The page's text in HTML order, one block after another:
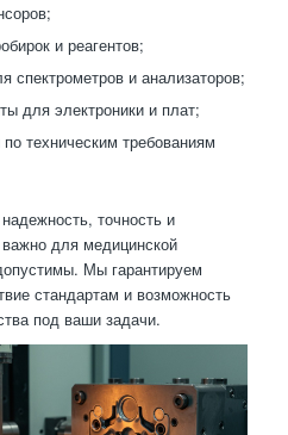
и реагентов;
спектрометров и анализаторов;
для электроники и плат;
техническим требованиям
точность и
для медицинской
Мы гарантируем
стандартам и возможность
под ваши задачи.